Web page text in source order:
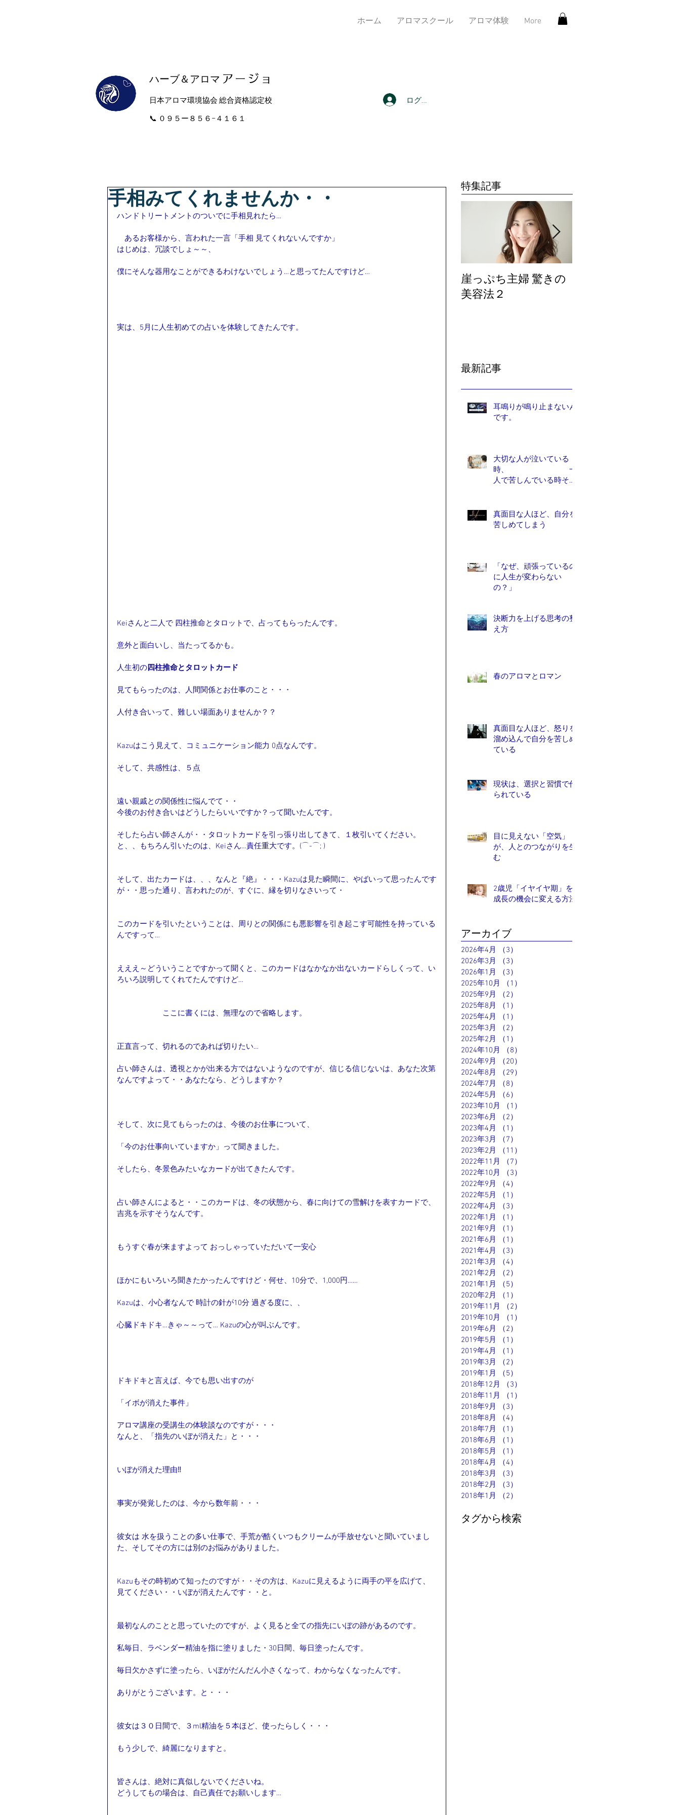
ホーム アロマスクール アロマ体験 More
ハーブ＆アロマ アー ジョ
​日本アロマ環境協会 総合資格認定校
ログイン
​📞 ０９５ー８５６−４１６１
手相みてくれませんか・・
ハンドトリートメントのついでに手相見れたら…
あるお客様から、言われた一言「手相 見てくれないんですか」
はじめは、冗談でしょ～～、
僕にそんな器用なことができるわけないでしょう…と思ってたんですけど…
実は、5月に人生初めての占いを体験してきたんです。
Keiさんと二人で 四柱推命とタロットで、占ってもらったんです。
意外と面白いし、当たってるかも。
人生初の四柱推命とタロットカード
見てもらったのは、人間関係とお仕事のこと・・・
人付き合いって、難しい場面ありませんか？？
Kazuはこう見えて、コミュニケーション能力 0点なんです。
そして、共感性は、５点
遠い親戚との関係性に悩んでて・・
今後のお付き合いはどうしたらいいですか？って聞いたんです。
そしたら占い師さんが・・タロットカードを引っ張り出してきて、１枚引いてください。
と、、もちろん引いたのは、Keiさん…責任重大です。(⌒-⌒; )
そして、出たカードは、、、なんと『絶』・・・Kazuは見た瞬間に、やばいって思ったんです
が・・思った通り、言われたのが、すぐに、縁を切りなさいって・
このカードを引いたということは、周りとの関係にも悪影響を引き起こす可能性を持っている
んですって…
えええ～どういうことですかって聞くと、このカードはなかなか出ないカードらしくって、い
ろいろ説明してくれてたんですけど…
ここに書くには、無理なので省略します。
正直言って、切れるのであれば切りたい…
占い師さんは、透視とかが出来る方ではないようなのですが、信じる信じないは、あなた次第
なんですよって・・あなたなら、どうしますか？
そして、次に見てもらったのは、今後のお仕事について、
「今のお仕事向いていますか」って聞きました。
そしたら、冬景色みたいなカードが出てきたんです。
占い師さんによると・・このカードは、冬の状態から、春に向けての雪解けを表すカードで、
吉兆を示すそうなんです。
もうすぐ春が来ますよって おっしゃっていただいて一安心
ほかにもいろいろ聞きたかったんですけど・何せ、10分で、1,000円……
Kazuは、小心者なんで 時計の針が10分 過ぎる度に、、
心臓ドキドキ…きゃ～～って… Kazuの心が叫ぶんです。
ドキドキと言えば、今でも思い出すのが
「イボが消えた事件」
アロマ講座の受講生の体験談なのですが・・・
なんと、「指先のいぼが消えた」と・・・
いぼが消えた理由‼
事実が発覚したのは、今から数年前・・・
彼女は 水を扱うことの多い仕事で、手荒が酷くいつもクリームが手放せないと聞いていまし
た、そしてその方には別のお悩みがありました。
Kazuもその時初めて知ったのですが・・その方は、Kazuに見えるように両手の平を広げて、
見てください・・いぼが消えたんです・・と。
最初なんのことと思っていたのですが、よく見ると全ての指先にいぼの跡があるのです。
私毎日、ラベンダー精油を指に塗りました・30日間、毎日塗ったんです。
毎日欠かさずに塗ったら、いぼがだんだん小さくなって、わからなくなったんです。
ありがとうございます。と・・・
彼女は３０日間で、３ml精油を５本ほど、使ったらしく・・・
もう少しで、綺麗になりますと。
皆さんは、絶対に真似しないでくださいね。
どうしてもの場合は、自己責任でお願いします…
特集記事
崖っぷち主婦 驚きの
美容法２
最新記事
耳鳴りが鳴り止まないん
です。
大切な人が泣いている
時、 一
人で苦しんでいる時そっ
せんか？
真面目な人ほど、自分を
苦しめてしまう
「なぜ、頑張っているの
に人生が変わらない
の？」
決断力を上げる思考の整
え方
春のアロマとロマン
真面目な人ほど、怒りを
溜め込んで自分を苦しめ
ている
現状は、選択と習慣で作
られている
目に見えない「空気」
が、人とのつながりを生
む
2歳児「イヤイヤ期」を
成長の機会に変える方法
アーカイブ
2026年4月 （3）
2026年3月
（3）
2026年1月
（3）
2025年10月
（1）
2025年9月
（2）
2025年8月
（1）
2025年4月
（1）
2025年3月
（2）
2025年2月
（1）
2024年10月
（8）
2024年9月
（20）
2024年8月
（29）
2024年7月
（8）
2024年5月
（6）
2023年10月
（1）
2023年6月
（2）
2023年4月
（1）
2023年3月
（7）
2023年2月
（11）
2022年11月
（7）
2022年10月
（3）
2022年9月
（4）
2022年5月
（1）
2022年4月
（3）
2022年1月
（1）
2021年9月
（1）
2021年6月
（1）
2021年4月
（3）
2021年3月
（4）
2021年2月
（2）
2021年1月
（5）
2020年2月
（1）
2019年11月
（2）
2019年10月
（1）
2019年6月
（2）
2019年5月
（1）
2019年4月
（1）
2019年3月
（2）
2019年1月
（5）
2018年12月
（3）
2018年11月
（1）
2018年9月
（3）
2018年8月
（4）
2018年7月
（1）
2018年6月
（1）
2018年5月
（1）
2018年4月
（4）
2018年3月
（3）
2018年2月
（3）
2018年1月
（2）
タグから検索